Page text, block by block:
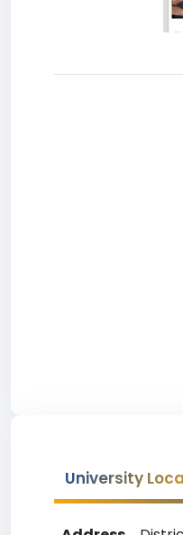
University